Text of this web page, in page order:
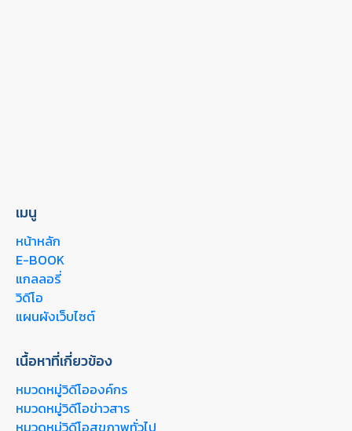
เมนู
หน้าหลัก
E-BOOK
แกลลอรี่
วิดีโอ
แผนผังเว็บไซต์
เนื้อหาที่เกี่ยวข้อง
หมวดหมู่วิดีโอองค์กร
หมวดหมู่วิดีโอข่าวสาร